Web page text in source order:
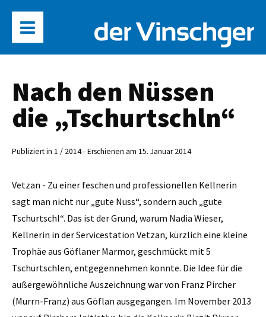
Nach den Nüssen
die „Tschurtschln“
Publiziert in 1 / 2014 - Erschienen am 15. Januar 2014
Vetzan - Zu einer feschen und professionellen Kellnerin
sagt man nicht nur „gute Nuss“, sondern auch „gute
Tschurtschl“. Das ist der Grund, warum Nadia ­Wieser,
Kellnerin in der ­Servicestation Vetzan, kürzlich eine kleine
Trophäe aus ­Göflaner Marmor, geschmückt mit 5
Tschurtschlen, entgegennehmen konnte. Die Idee für die
außergewöhnliche Auszeichnung war von Franz Pircher
(Murrn-Franz) aus Göflan ausgegangen. Im ­November 2013